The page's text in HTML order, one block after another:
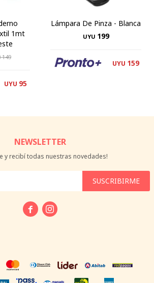
1mt
149
UYU 95
Lámpara De Pinza - Blanca
UYU 199
UYU 159
NEWSLETTER
y recibí todas nuestras novedades!
SUSCRIBIRME
 